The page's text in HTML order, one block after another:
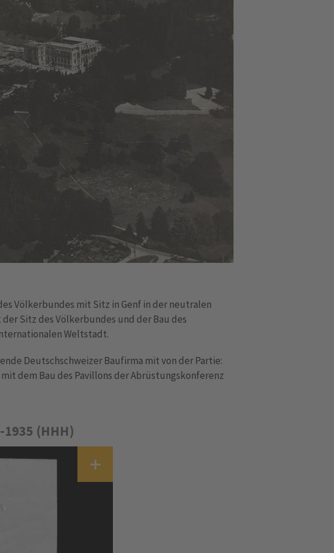
Völkerbundes mit Sitz in Genf in der neutralen
Sitz des Völkerbundes und der Bau des
Weltstadt.
Deutschschweizer Baufirma mit von der Partie:
dem Bau des Pavillons der Abrüstungskonferenz
1935 (HHH)